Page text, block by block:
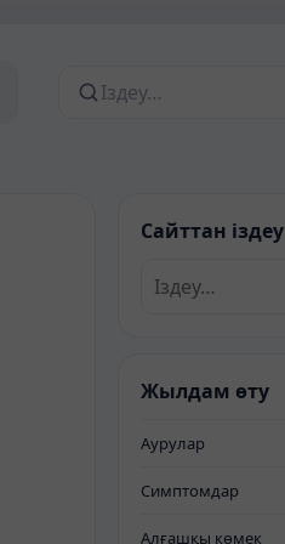
Сайттан іздеу
Сайттан іздеу
Жылдам өту
Аурулар
Симптомдар
Алғашқы көмек